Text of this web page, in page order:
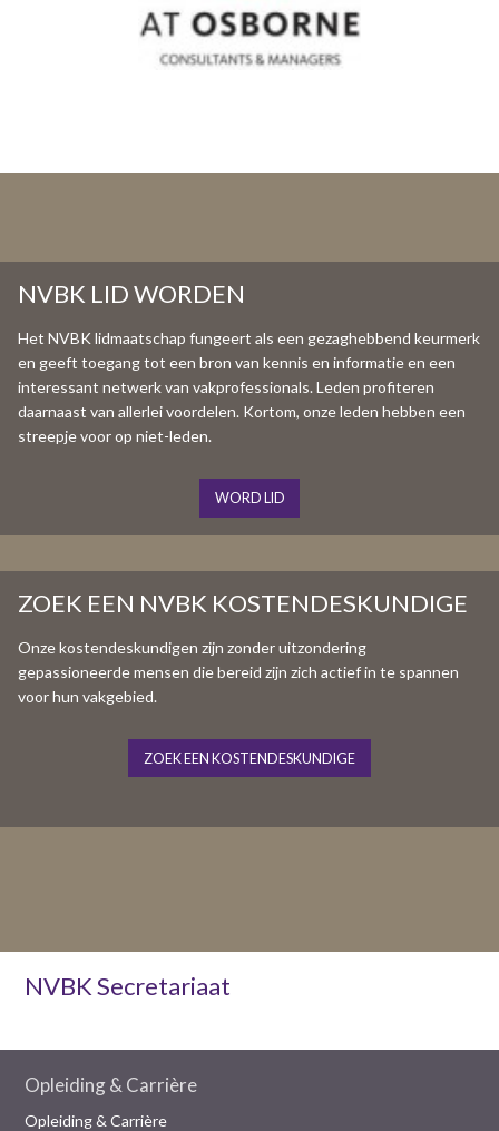
NVBK LID WORDEN
Het NVBK lidmaatschap fungeert als een gezaghebbend keurmerk
en geeft toegang tot een bron van kennis en informatie en een
interessant netwerk van vakprofessionals. Leden profiteren
daarnaast van allerlei voordelen. Kortom, onze leden hebben een
streepje voor op niet-leden.
WORD LID
ZOEK EEN NVBK KOSTENDESKUNDIGE
Onze kostendeskundigen zijn zonder uitzondering
gepassioneerde mensen die bereid zijn zich actief in te spannen
voor hun vakgebied.
ZOEK EEN KOSTENDESKUNDIGE
NVBK Secretariaat
Opleiding & Carrière
Opleiding & Carrière